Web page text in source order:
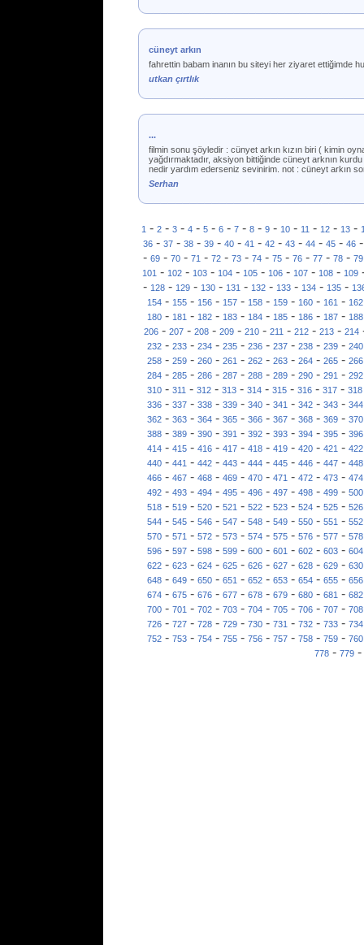
cüneyt arkın
fahrettin babam inanın bu siteyi her ziyaret ettiğimde
utkan çırtlık
...
filmin sonu şöyledir : cünyet arkın kızın biri ( kimin
yağdırmaktadır, aksiyon bittiğinde cüneyt arknın
nedir yardım ederseniz sevinirim. not : cüneyt arkın
Serhan
1- 2- 3- 4- 5- 6- 7- 8- 9- 10- 11- 12- 13-
36- 37- 38- 39- 40- 41- 42- 43- 44- 45- 46
- 69 - 70 - 71 - 72 - 73 - 74 - 75 - 76 - 77 - 78 - 79
101 - 102 - 103 - 104 - 105 - 106 - 107 - 108 - 109
- 128 - 129 - 130 - 131 - 132 - 133 - 134 - 135 -
154- 155- 156- 157- 158- 159- 160- 161- 162
180- 181- 182- 183- 184- 185- 186- 187- 188
206- 207- 208- 209- 210- 211- 212- 213- 214
232- 233- 234- 235- 236- 237- 238- 239- 240
258- 259- 260- 261- 262- 263- 264- 265- 266
284- 285- 286- 287- 288- 289- 290- 291- 292
310 - 311 - 312 - 313 - 314 - 315 - 316 - 317 - 318
336- 337- 338- 339- 340- 341- 342- 343- 344
362- 363- 364- 365- 366- 367- 368- 369- 370
388 - 389 - 390 - 391 - 392 - 393 - 394 - 395 - 396
414- 415- 416- 417- 418- 419- 420- 421- 422
440- 441- 442- 443- 444- 445- 446- 447- 448
466- 467- 468- 469- 470- 471- 472- 473- 474
492 - 493 - 494 - 495 - 496 - 497 - 498 - 499 - 500
518- 519- 520- 521- 522- 523- 524- 525- 526
544- 545- 546- 547- 548- 549- 550- 551- 552
570- 571- 572- 573- 574- 575- 576- 577- 578
596 - 597 - 598 - 599 - 600 - 601 - 602 - 603 - 604
622- 623- 624- 625- 626- 627- 628- 629- 630
648- 649- 650- 651- 652- 653- 654- 655- 656
674- 675- 676- 677- 678- 679- 680- 681- 682
700 - 701 - 702 - 703 - 704 - 705 - 706 - 707 - 708
726- 727- 728- 729- 730- 731- 732- 733- 734
752- 753- 754- 755- 756- 757- 758- 759- 760
778- 779-